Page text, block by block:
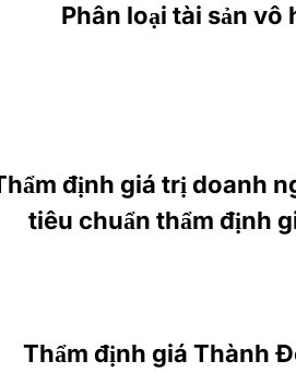
Phân loại tài sản vô
định giá trị doanh
tiêu chuẩn thẩm định
Thẩm định giá Thành